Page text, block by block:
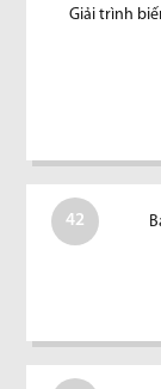
Giải trình
42